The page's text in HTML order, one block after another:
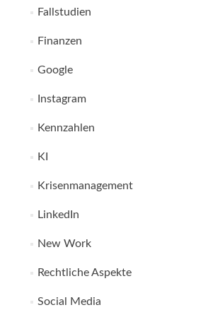
Fallstudien
Finanzen
Google
Instagram
Kennzahlen
KI
Krisenmanagement
LinkedIn
New Work
Rechtliche Aspekte
Social Media